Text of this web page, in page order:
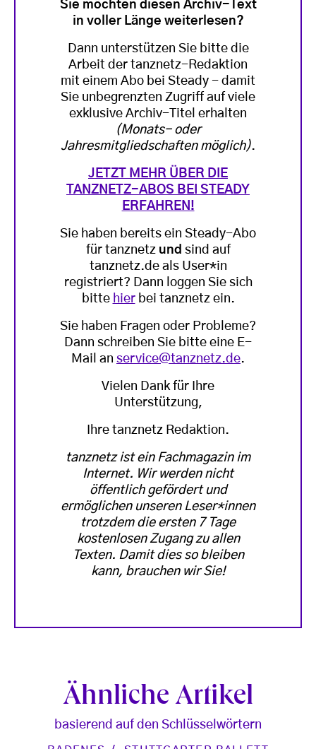
Sie möchten diesen Archiv-Text
in voller Länge weiterlesen?
Dann unterstützen Sie bitte die
Arbeit der tanznetz-Redaktion
mit einem Abo bei Steady - damit
Sie unbegrenzten Zugriff auf viele
exklusive Archiv-Titel erhalten
(Monats- oder
Jahresmitgliedschaften möglich).
JETZT MEHR ÜBER DIE
TANZNETZ-ABOS BEI STEADY
ERFAHREN!
Sie haben bereits ein Steady-Abo
für tanznetz und sind auf
tanznetz.de als User*in
registriert? Dann loggen Sie sich
bitte hierbei tanznetz ein.
Sie haben Fragen oder Probleme?
Dann schreiben Sie bitte eine E-
Mail an service@tanznetz.de.
Vielen Dank für Ihre
Unterstützung,
Ihre tanznetz Redaktion.
tanznetz ist ein Fachmagazin im
Internet. Wir werden nicht
öffentlich gefördert und
ermöglichen unseren Leser*innen
trotzdem die ersten 7 Tage
kostenlosen Zugang zu allen
Texten. Damit dies so bleiben
kann, brauchen wir Sie!
Ähnliche Artikel
basierend auf den Schlüsselwörtern